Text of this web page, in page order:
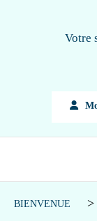
Votre
BIENVENUE